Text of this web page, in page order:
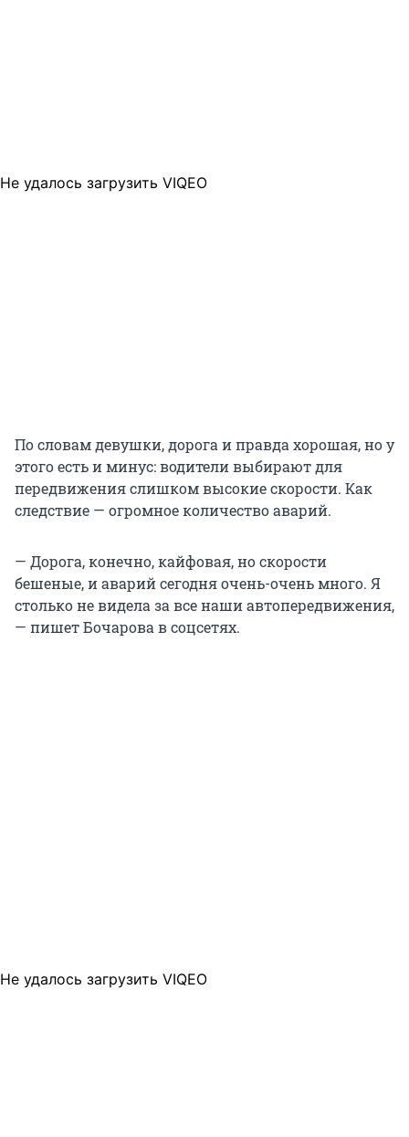
Не удалось загрузить VIQEO
По словам девушки, дорога и правда хорошая, но у
этого есть и минус: водители выбирают для
передвижения слишком высокие скорости. Как
следствие — огромное количество аварий.
— Дорога, конечно, кайфовая, но скорости
бешеные, и аварий сегодня очень-очень много. Я
столько не видела за все наши автопередвижения,
— пишет Бочарова в соцсетях.
Не удалось загрузить VIQEO